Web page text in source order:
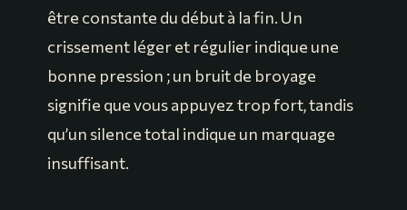
être constante du début à la fin. Un
crissement léger et régulier indique une
bonne pression ; un bruit de broyage
signifie que vous appuyez trop fort, tandis
qu’un silence total indique un marquage
insuffisant.